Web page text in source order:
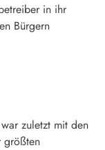
in ihr
Bürgern
zuletzt mit den
größten